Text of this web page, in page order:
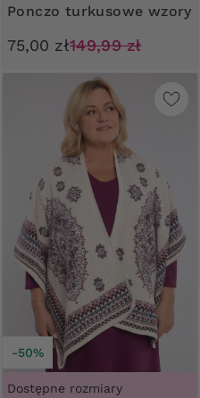
Ponczo turkusowe wzory
75,00 zł149,99 zł
-50%
Dostępne rozmiary